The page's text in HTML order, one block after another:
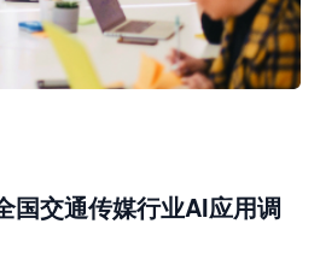
国交通传媒行业AI应用调